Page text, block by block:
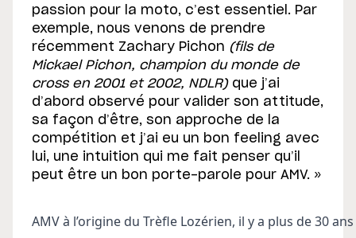
passion pour la moto, c’est essentiel. Par
exemple, nous venons de prendre
récemment Zachary Pichon (fils de
Mickael Pichon, champion du monde de
cross en 2001 et 2002, NDLR)que j’ai
d’abord observé pour valider son attitude,
sa façon d’être, son approche de la
compétition et j’ai eu un bon feeling avec
lui, une intuition qui me fait penser qu’il
peut être un bon porte-parole pour AMV. »
AMV à l’origine du Trèfle Lozérien, il y a plus de 30 ans